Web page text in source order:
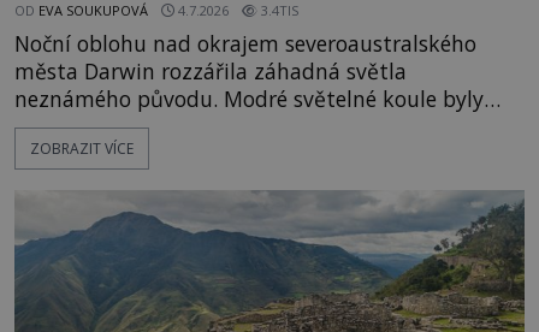
OD EVA SOUKUPOVÁ 4.7.2026 3.4TIS
Noční oblohu nad okrajem severoaustralského
města Darwin rozzářila záhadná světla
neznámého původu. Modré světelné koule byly
viditelné nejméně dvacet minut, během nichž se
opakovaně objevovaly a zase mizely. Svědek, který
mohlo jít o návštěvu ze světa duchů. Záhadný
záznam okamžitě rozpoutal deb
ZOBRAZIT VÍCE